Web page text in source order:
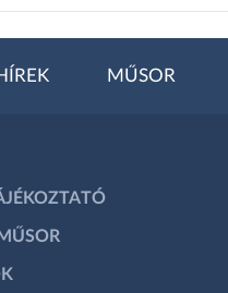
MŰSOR